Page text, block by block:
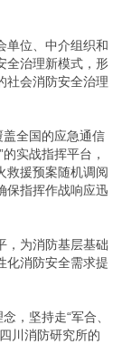
单位、中介组织和
全治理新模式，形
社会消防安全治理
盖全国的应急通信
实战指挥平台，
救援预案随机调阅
保指挥作战响应迅
，为消防基层基础
化消防安全需求提
，坚持走“军合、
川消防研究所的